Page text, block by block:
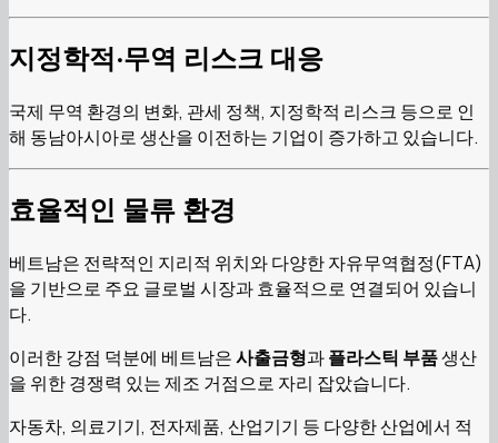
지정학적·무역 리스크 대응
국제 무역 환경의 변화, 관세 정책, 지정학적 리스크 등으로 인
해 동남아시아로 생산을 이전하는 기업이 증가하고 있습니다.
효율적인 물류 환경
베트남은 전략적인 지리적 위치와 다양한 자유무역협정(FTA)
을 기반으로 주요 글로벌 시장과 효율적으로 연결되어 있습니
다.
이러한 강점 덕분에 베트남은사출금형과플라스틱 부품생산
을 위한 경쟁력 있는 제조 거점으로 자리 잡았습니다.
자동차, 의료기기, 전자제품, 산업기기 등 다양한 산업에서 적